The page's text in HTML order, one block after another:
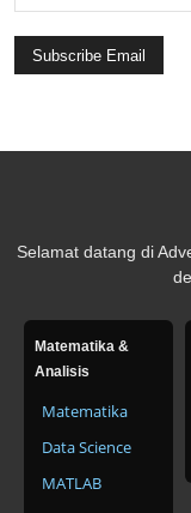
Selamat datang di
Matematika &
Analisis
Matematika
Data Science
MATLAB